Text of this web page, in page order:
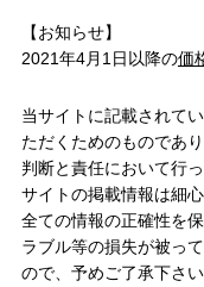
【お知らせ】
2021年4月1日以降の価
当サイトに記載されて
ただくためのものであ
判断と責任において行
サイトの掲載情報は細
全ての情報の正確性を
ラブル等の損失が被っ
ので、予めご了承下さい